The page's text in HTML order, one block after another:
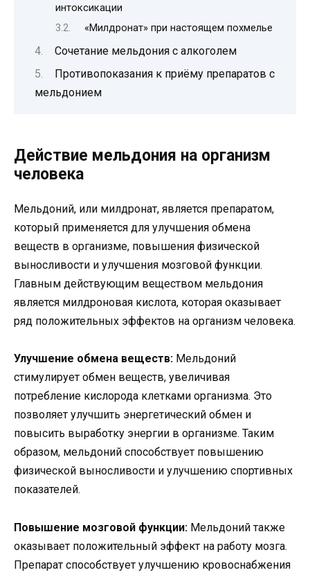
интоксикации
«Милдронат» при настоящем похмелье
Сочетание мельдония с алкоголем
Противопоказания к приёму препаратов с
мельдонием
Действие мельдония на организм
человека
Мельдоний, или милдронат, является препаратом,
который применяется для улучшения обмена
веществ в организме, повышения физической
выносливости и улучшения мозговой функции.
Главным действующим веществом мельдония
является милдроновая кислота, которая оказывает
ряд положительных эффектов на организм человека.
Улучшение обмена веществ: Мельдоний
стимулирует обмен веществ, увеличивая
потребление кислорода клетками организма. Это
позволяет улучшить энергетический обмен и
повысить выработку энергии в организме. Таким
образом, мельдоний способствует повышению
физической выносливости и улучшению спортивных
показателей.
Повышение мозговой функции: Мельдоний также
оказывает положительный эффект на работу мозга.
Препарат способствует улучшению кровоснабжения